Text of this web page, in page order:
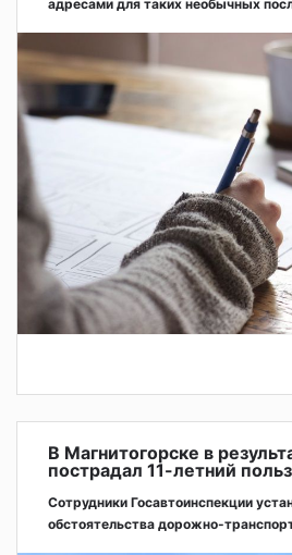
адресами для таких необычных
В Магнитогорске в
пострадал 11-летний
Сотрудники Госавтоинспекции
обстоятельства дорожно-